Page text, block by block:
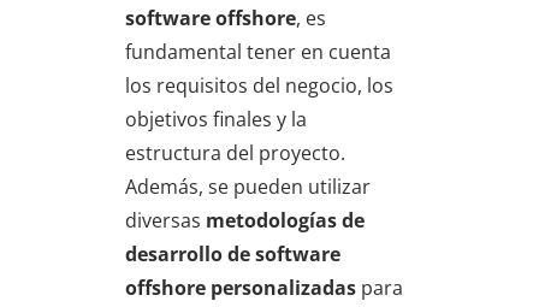
software offshore, es
fundamental tener en cuenta
los requisitos del negocio, los
objetivos finales y la
estructura del proyecto.
Además, se pueden utilizar
diversas metodologías de
desarrollo de software
offshore personalizadas para